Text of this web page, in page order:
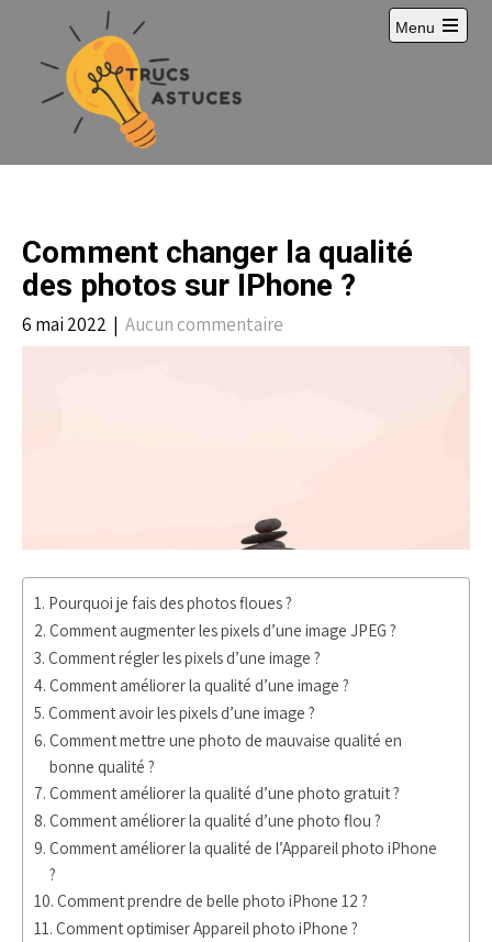
o
Menu
Comment changer la qualité
des photos sur IPhone ?
6 mai 2022 | Aucun commentaire
Pourquoi je fais des photos floues ?
Comment augmenter les pixels d’une image JPEG ?
Comment régler les pixels d’une image ?
Comment améliorer la qualité d’une image ?
Comment avoir les pixels d’une image ?
Comment mettre une photo de mauvaise qualité en
bonne qualité ?
Comment améliorer la qualité d’une photo gratuit ?
Comment améliorer la qualité d’une photo flou ?
Comment améliorer la qualité de l’Appareil photo iPhone
?
Comment prendre de belle photo iPhone 12 ?
Comment optimiser Appareil photo iPhone ?